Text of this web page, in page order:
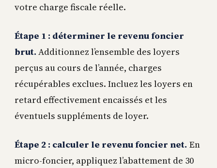
votre charge fiscale réelle.
Étape 1 : déterminer le revenu foncier
brut. Additionnez l’ensemble des loyers
perçus au cours de l’année, charges
récupérables exclues. Incluez les loyers en
retard effectivement encaissés et les
éventuels suppléments de loyer.
Étape 2 : calculer le revenu foncier net. En
micro-foncier, appliquez l’abattement de 30